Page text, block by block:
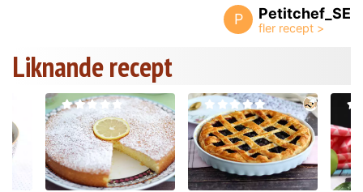
P Petitchef_SE
Liknande recept